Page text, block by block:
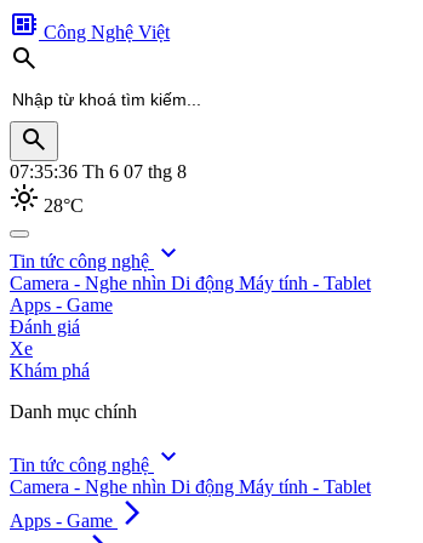
developer_board Công Nghệ Việt
search
search
07:35:38 Th 6 07 thg 8
light_mode 28°C
search
Tin tức công nghệ expand_more
Camera - Nghe nhìn Di động Máy tính - Tablet
Apps - Game
Đánh giá
Xe
Khám phá
Danh mục chính
Tin tức công nghệ expand_more
Camera - Nghe nhìn Di động Máy tính - Tablet
Apps - Game arrow_forward_ios